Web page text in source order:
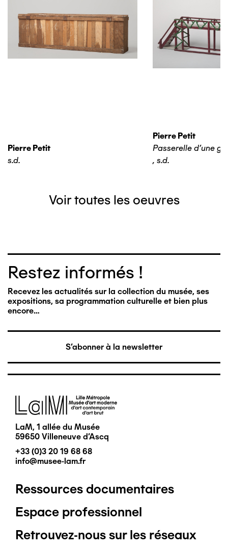
Pierre Petit
s.d.
Pierre Petit
Passerelle d'une
, s.d.
Voir toutes les oeuvres
Restez informés !
Recevez les actualités sur la collection du musée, ses
expositions, sa programmation culturelle et bien plus
encore…
S'abonner à la newsletter
Image
LaM, 1 allée du Musée
59650 Villeneuve d'Ascq
+33 (0)3 20 19 68 68
info@musee-lam.fr
Pied
de
page
Ressources documentaires
Espace professionnel
Retrouvez-nous sur les réseaux